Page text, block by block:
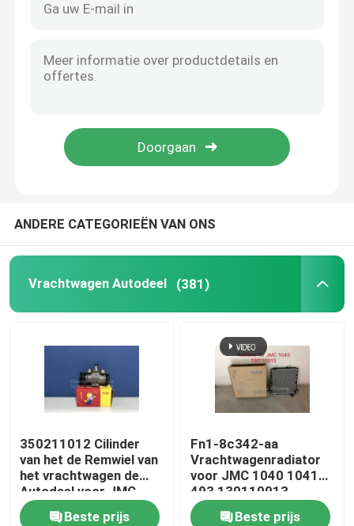
ANDERE CATEGORIEËN VAN ONS
Vrachtwagen Autodeel (381)
350211012 Cilinder
van het de Remwiel van
het vrachtwagen de
Autodeel voor JMC
1040 N720 1041 1043
Beste prijs
Fn1-8c342-aa
Vrachtwagenradiator
voor JMC 1040 1041
493 130110013
Beste prijs